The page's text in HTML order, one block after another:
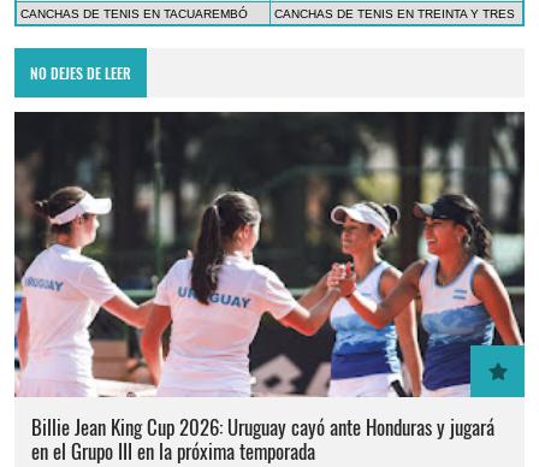
CANCHAS DE TENIS EN TACUAREMBÓ
CANCHAS DE TENIS EN TREINTA Y TRES
NO DEJES DE LEER
Billie Jean King Cup 2026: Uruguay cayó ante Honduras y jugará
en el Grupo III en la próxima temporada